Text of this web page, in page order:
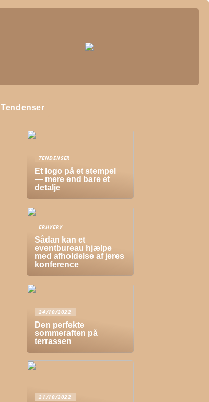
Tendenser
TENDENSER
Et logo på et stempel
— mere end bare et
detalje
ERHVERV
Sådan kan et
eventbureau hjælpe
med afholdelse af jeres
konference
24/10/2022
Den perfekte
sommeraften på
terrassen
21/10/2022